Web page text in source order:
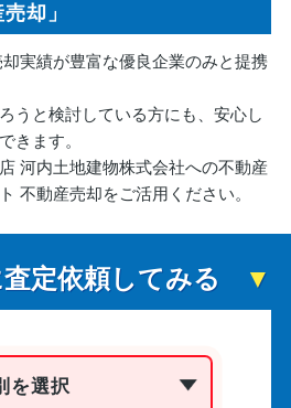
却」
実績が豊富な優良企業のみと提携
うと検討している方にも、安心し
きます。
河内土地建物株式会社への不動産
不動産売却をご活用ください。
定依頼してみる
を選択